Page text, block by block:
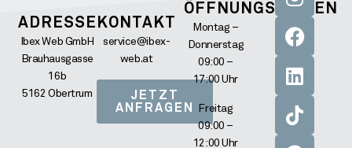
ADRESSE
Ibex Web GmbH
Brauhausgasse
16b
5162 Obertrum
KONTAKT
service@ibex-
web.at
JETZT
ANFRAGEN
ÖFFNUNGSZEITEN
Montag –
Donnerstag
09:00 –
17:00 Uhr
Freitag
09:00 –
12:00 Uhr